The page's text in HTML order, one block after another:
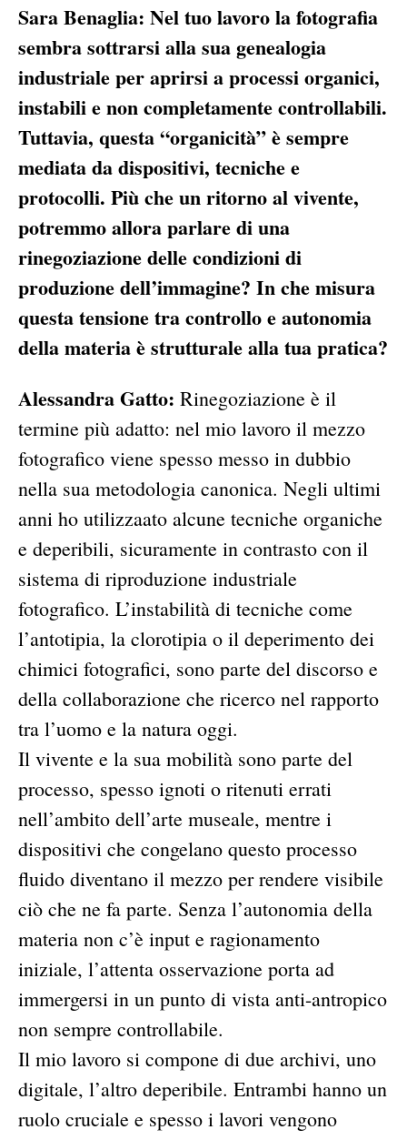
Sara Benaglia: Nel tuo lavoro la fotografia
sembra sottrarsi alla sua genealogia
industriale per aprirsi a processi organici,
instabili e non completamente controllabili.
Tuttavia, questa “organicità” è sempre
mediata da dispositivi, tecniche e
protocolli. Più che un ritorno al vivente,
potremmo allora parlare di una
rinegoziazione delle condizioni di
produzione dell’immagine? In che misura
questa tensione tra controllo e autonomia
della materia è strutturale alla tua pratica?
Alessandra Gatto: Rinegoziazione è il
termine più adatto: nel mio lavoro il mezzo
fotografico viene spesso messo in dubbio
nella sua metodologia canonica. Negli ultimi
anni ho utilizzaato alcune tecniche organiche
e deperibili, sicuramente in contrasto con il
sistema di riproduzione industriale
fotografico. L’instabilità di tecniche come
l’antotipia, la clorotipia o il deperimento dei
chimici fotografici, sono parte del discorso e
della collaborazione che ricerco nel rapporto
tra l’uomo e la natura oggi.
Il vivente e la sua mobilità sono parte del
processo, spesso ignoti o ritenuti errati
nell’ambito dell’arte museale, mentre i
dispositivi che congelano questo processo
fluido diventano il mezzo per rendere visibile
ciò che ne fa parte. Senza l’autonomia della
materia non c’è input e ragionamento
iniziale, l’attenta osservazione porta ad
immergersi in un punto di vista anti-antropico
non sempre controllabile.
Il mio lavoro si compone di due archivi, uno
digitale, l’altro deperibile. Entrambi hanno un
ruolo cruciale e spesso i lavori vengono